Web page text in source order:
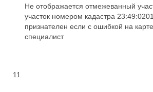
Не отображается отмежеванный
участок номером кадастра
признателен если с ошибкой на
специалист